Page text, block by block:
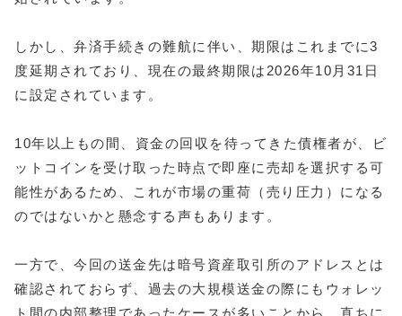
しかし、弁済手続きの難航に伴い、期限はこれまでに3
度延期されており、現在の最終期限は2026年10月31日
に設定されています。
10年以上もの間、資金の回収を待ってきた債権者が、ビ
ットコインを受け取った時点で即座に売却を選択する可
能性があるため、これが市場の重荷（売り圧力）になる
のではないかと懸念する声もあります。
一方で、今回の送金先は暗号資産取引所のアドレスとは
確認されておらず、過去の大規模送金の際にもウォレッ